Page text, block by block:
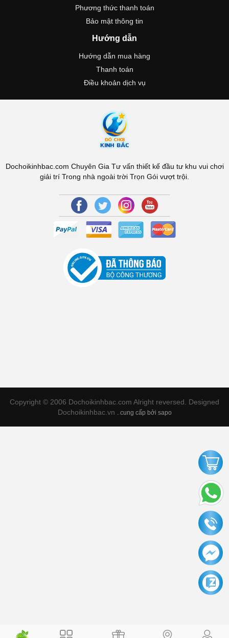
Phương thức thanh toán
Bảo mật thông tin
Hướng dẫn
Hướng dẫn mua hàng
Thanh toán
Điều khoản dịch vụ
Dochoikinhbac.com Chuyên Gia Tư vấn thiết kế đầu tư khu vui chơi
giải trí Trong nhà ngoài trời Trọn Gói vượt trội.
Copyright © 2006 Dochoikinhbac.com Alright reversed. Designed
Dochoikinhbac.vn . cung cấp bởi sapo